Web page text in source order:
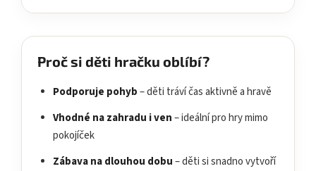
Proč si děti hračku oblíbí?
Podporuje pohyb– děti tráví čas aktivně a hravě
Vhodné na zahradu i ven– ideální pro hry mimo
pokojíček
Zábava na dlouhou dobu– děti si snadno vytvoří